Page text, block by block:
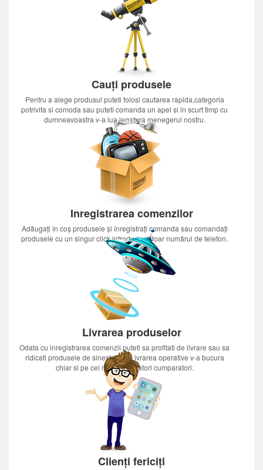
Cauți produsele
Pentru a alege produsul puteti folosi cautarea rapida,categoria
potrivita si comoda sau puteti comanda un apel si in scurt timp cu
dumneavoastra v-a lua legatura menegerul nostru.
Inregistrarea comenzilor
Adăugați în coș produsele și înregistrați comanda sau comandați
produsele cu un singur click introducînd doar numărul de telefon.
Livrarea produselor
Odata cu inregistrarea comenzii puteti sa profitati de livrare sau sa
ridicati produsele de sinestatator.Livrarea operative v-a bucura
chiar si pe cei mai nerabdatori cumparatori.
Clienți fericiți